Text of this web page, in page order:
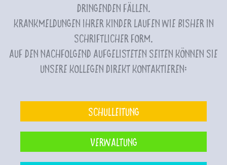
dringenden Fällen.
Krankmeldungen Ihrer Kinder laufen wie bisher in
schriftlicher Form.
Auf den nachfolgend aufgelisteten Seiten können Sie
unsere Kollegen direkt kontaktieren:
Schulleitung
Verwaltung